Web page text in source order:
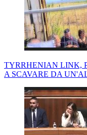
TYRRHENIAN LINK,
A SCAVARE DA